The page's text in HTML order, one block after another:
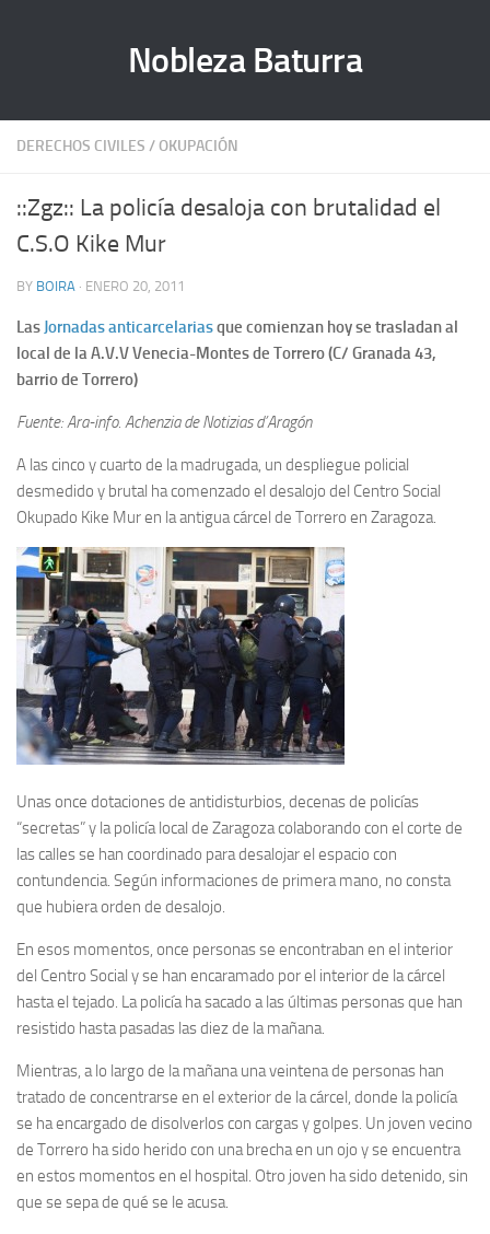
Nobleza Baturra
DERECHOS CIVILES /OKUPACIÓN
::Zgz:: La policía desaloja con brutalidad el
C.S.O Kike Mur
BY BOIRA · ENERO 20, 2011
Las Jornadas anticarcelariasque comienzan hoy se trasladan al
local de la A.V.V Venecia-Montes de Torrero (C/ Granada 43,
barrio de Torrero)
Fuente: Ara-info. Achenzia de Notizias d’Aragón
A las cinco y cuarto de la madrugada, un despliegue policial
desmedido y brutal ha comenzado el desalojo del Centro Social
Okupado Kike Mur en la antigua cárcel de Torrero en Zaragoza.
Unas once dotaciones de antidisturbios, decenas de policías
“secretas” y la policía local de Zaragoza colaborando con el corte de
las calles se han coordinado para desalojar el espacio con
contundencia. Según informaciones de primera mano, no consta
que hubiera orden de desalojo.
En esos momentos, once personas se encontraban en el interior
del Centro Social y se han encaramado por el interior de la cárcel
hasta el tejado. La policía ha sacado a las últimas personas que han
resistido hasta pasadas las diez de la mañana.
Mientras, a lo largo de la mañana una veintena de personas han
tratado de concentrarse en el exterior de la cárcel, donde la policía
se ha encargado de disolverlos con cargas y golpes. Un joven vecino
de Torrero ha sido herido con una brecha en un ojo y se encuentra
en estos momentos en el hospital. Otro joven ha sido detenido, sin
que se sepa de qué se le acusa.